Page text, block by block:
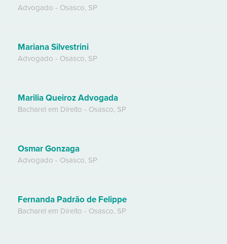
Advogado - Osasco, SP
Mariana Silvestrini
Advogado - Osasco, SP
Marilia Queiroz Advogada
Bacharel em Direito - Osasco, SP
Osmar Gonzaga
Advogado - Osasco, SP
Fernanda Padrão de Felippe
Bacharel em Direito - Osasco, SP